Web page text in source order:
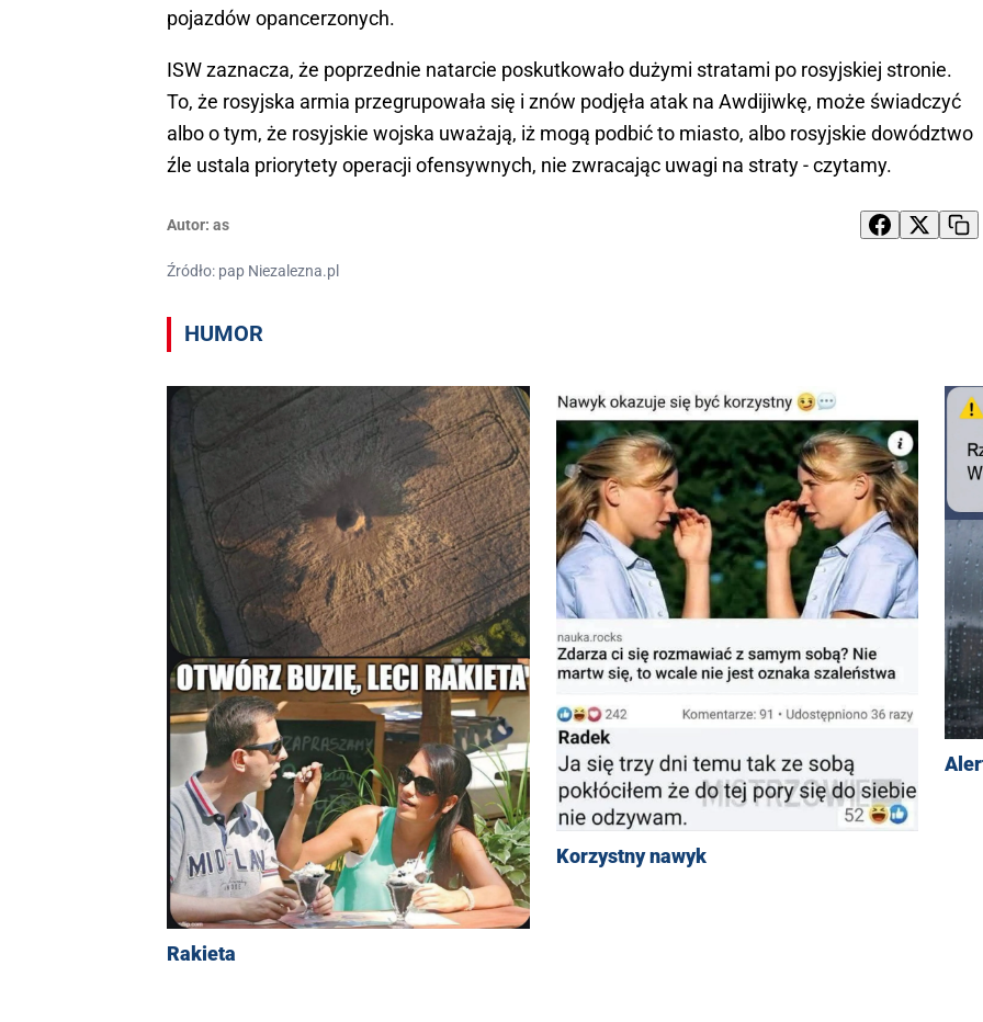
pojazdów opancerzonych.
ISW zaznacza, że poprzednie natarcie poskutkowało dużymi stratami po rosyjskiej stronie.
To, że rosyjska armia przegrupowała się i znów podjęła atak na Awdijiwkę, może świadczyć
albo o tym, że rosyjskie wojska uważają, iż mogą podbić to miasto, albo rosyjskie dowództwo
źle ustala priorytety operacji ofensywnych, nie zwracając uwagi na straty - czytamy.
Autor: as
Źródło: pap Niezalezna.pl
HUMOR
Rakieta
Korzystny nawyk